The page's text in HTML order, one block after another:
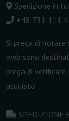
Spedizione in
+48 731 111
Si prega di
web sono
prega di
acquisto.
SPEDIZIONE